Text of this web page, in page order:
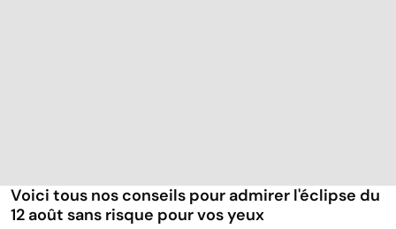
Voici tous nos conseils pour admirer l'éclipse du
12 août sans risque pour vos yeux